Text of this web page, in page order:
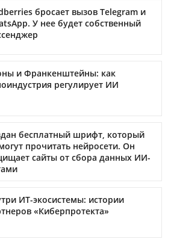
бросает вызов Telegram и
У нее будет собственный
и Франкенштейны: как
регулирует ИИ
бесплатный шрифт, который
прочитать нейросети. Он
сайты от сбора данных ИИ-
ИТ-экосистемы: истории
«Киберпротекта»